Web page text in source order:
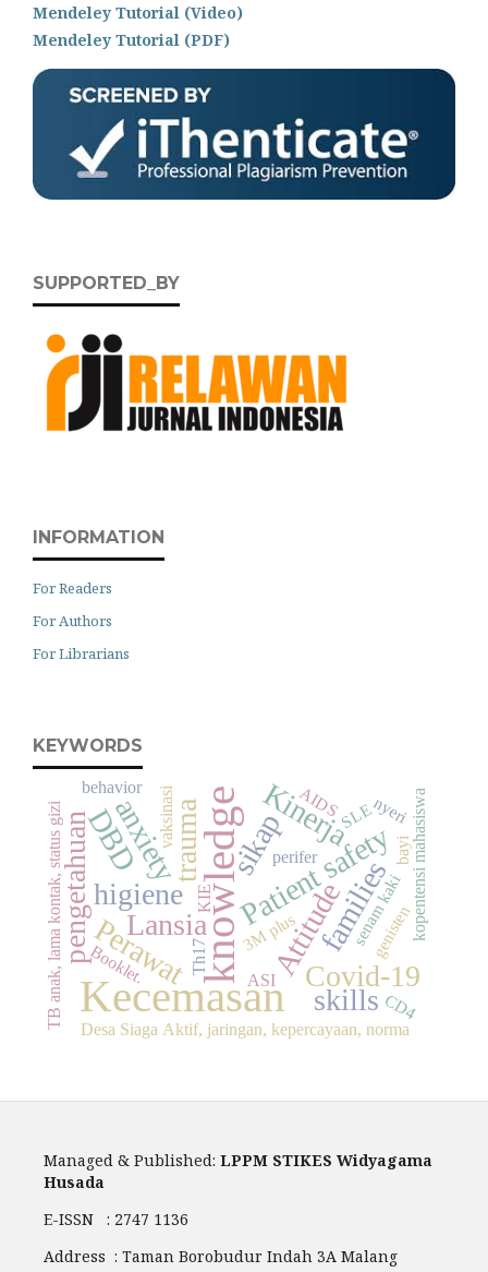
Mendeley Tutorial (Video)
Mendeley Tutorial (PDF)
SUPPORTED_BY
INFORMATION
For Readers
For Authors
For Librarians
KEYWORDS
knowledge
Kecemasan
higiene Patient safety
AttitudeCovid-19
sikapKinerja
pengetahuan trauma
families
anxiety
Lansia
Perawat
skills
DBD
TB anak, lama kontak, status gizi Desa Siaga Aktif, jaringan, kepercayaan, norma
perifer
senam kaki
ASI
3M plus
behavior
kopentensi mahasiswa
KIE
genisten
Th17
SLE
Booklet.
vaksinasi nyeri
CD4
AIDS
bayi
Managed & Published: LPPM STIKES Widyagama
Husada
E-ISSN : 2747 1136
Address : Taman Borobudur Indah 3A Malang